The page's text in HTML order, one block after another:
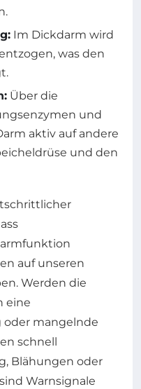
Im Dickdarm wird
was den
Über die
und
aktiv auf andere
und den
auf unseren
Werden die
eine
oder mangelnde
schnell
Blähungen oder
Warnsignale